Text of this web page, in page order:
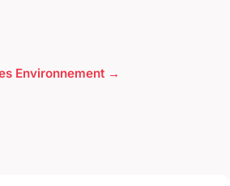
Environnement →